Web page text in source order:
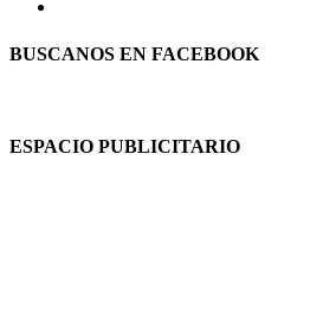
BUSCANOS EN FACEBOOK
ESPACIO PUBLICITARIO